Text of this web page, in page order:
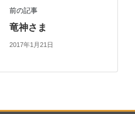
前の記事
竜神さま
2017年1月21日